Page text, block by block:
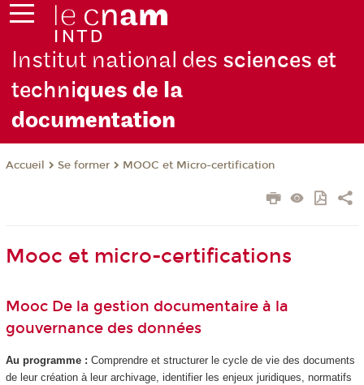
Institut national des sciences et
techniques de la
documentation
Accueil Se former MOOC et Micro-certification
Mooc et micro-certifications
Mooc De la gestion documentaire à la
gouvernance des données
Au programme : Comprendre et structurer le cycle de vie des documents
de leur création à leur archivage, identifier les enjeux juridiques, normatifs